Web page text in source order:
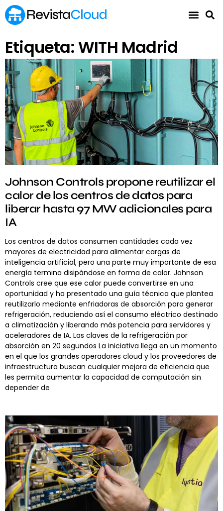
Etiqueta: WITH Madrid
Johnson Controls propone reutilizar el
calor de los centros de datos para
liberar hasta 97 MW adicionales para
IA
Los centros de datos consumen cantidades cada vez
mayores de electricidad para alimentar cargas de
inteligencia artificial, pero una parte muy importante de esa
energía termina disipándose en forma de calor. Johnson
Controls cree que ese calor puede convertirse en una
oportunidad y ha presentado una guía técnica que plantea
reutilizarlo mediante enfriadoras de absorción para generar
refrigeración, reduciendo así el consumo eléctrico destinado
a climatización y liberando más potencia para servidores y
aceleradores de IA. Las claves de la refrigeración por
absorción en 20 segundos La iniciativa llega en un momento
en el que los grandes operadores cloud y los proveedores de
infraestructura buscan cualquier mejora de eficiencia que
les permita aumentar la capacidad de computación sin
depender de